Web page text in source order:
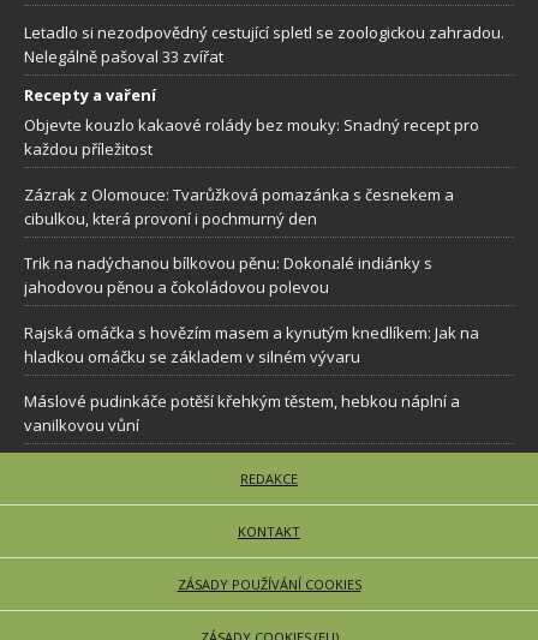
Letadlo si nezodpovědný cestující spletl se zoologickou zahradou.
Nelegálně pašoval 33 zvířat
Recepty a vaření
Objevte kouzlo kakaové rolády bez mouky: Snadný recept pro
každou příležitost
Zázrak z Olomouce: Tvarůžková pomazánka s česnekem a
cibulkou, která provoní i pochmurný den
Trik na nadýchanou bílkovou pěnu: Dokonalé indiánky s
jahodovou pěnou a čokoládovou polevou
Rajská omáčka s hovězím masem a kynutým knedlíkem: Jak na
hladkou omáčku se základem v silném vývaru
Máslové pudinkáče potěší křehkým těstem, hebkou náplní a
vanilkovou vůní
REDAKCE
KONTAKT
ZÁSADY POUŽÍVÁNÍ COOKIES